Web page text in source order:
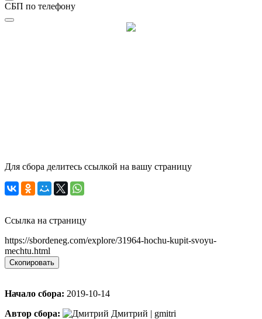
СБП по телефону
Для сбора делитесь ссылкой на вашу страницу
Ссылка на страницу
https://sbordeneg.com/explore/31964-hochu-kupit-svoyu-
mechtu.html
Скопировать
Начало сбора: 2019-10-14
Автор сбора:
Дмитрий | gmitri